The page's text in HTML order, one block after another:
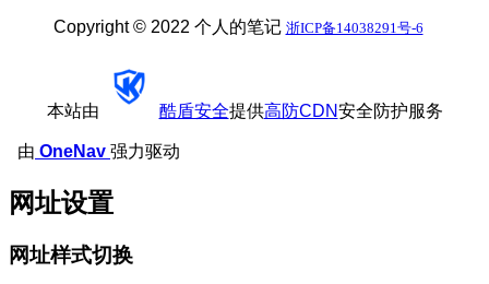
Copyright © 2022 个人的笔记 浙ICP备14038291号-6
本站由 酷盾安全提供高防CDN安全防护服务
由 OneNav 强力驱动
网址设置
网址样式切换